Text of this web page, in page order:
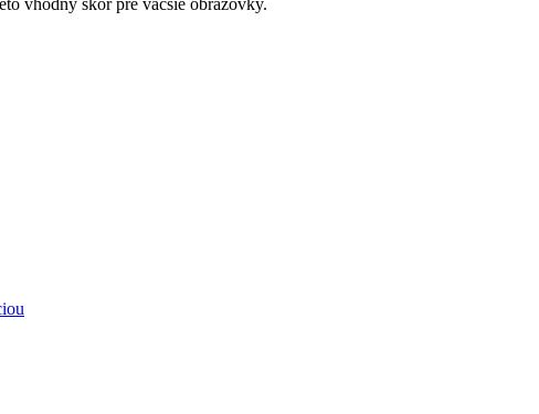
vhodný skôr pre väčšie obrazovky.